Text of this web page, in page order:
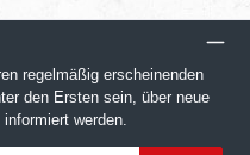
regelmäßig erscheinenden
den Ersten sein, über neue
werden.